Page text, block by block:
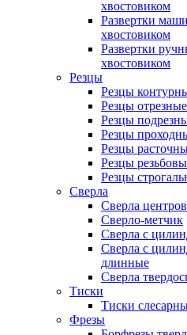
хвостовиком
Развертки
хвостовиком
Развертки
хвостовиком
Резцы
Резцы
Резцы отрезные
Резцы
Резцы
Резцы
Резцы
Резцы
Сверла
Сверла
Сверло-метчик
Сверла с
Сверла с
длинные
Сверла
Тиски
Тиски
Фрезы